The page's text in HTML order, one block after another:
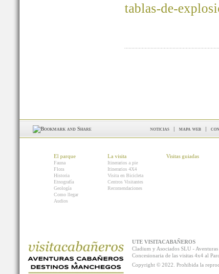
tablas-de-
noticias | mapa web |
El parque
Fauna
Flora
Historia
Etnografía
Geología
Como llegar
Audios
La visita
Itinerarios a pie
Itinerarios 4X4
Visita en Bicicleta
Centros Visitantes
Recomendaciones
Visitas guiadas
UTE VISITACABAÑEROS
Cladium y Asociados SLU -
Concesionaria de las visitas 4x4 al
Copyright © 2022. Prohibida la